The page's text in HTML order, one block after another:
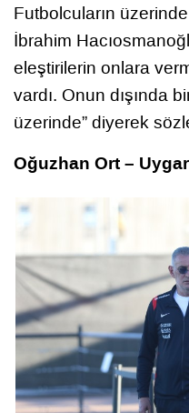
Futbolcuların
İbrahim
eleştirilerin onlara
vardı. Onun dışında
üzerinde” diyerek
Oğuzhan Ort –